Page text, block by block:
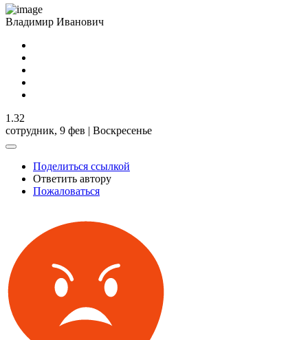
Владимир Иванович
1.32
сотрудник, 9 фев | Воскресенье
Поделиться ссылкой
Ответить автору
Пожаловаться